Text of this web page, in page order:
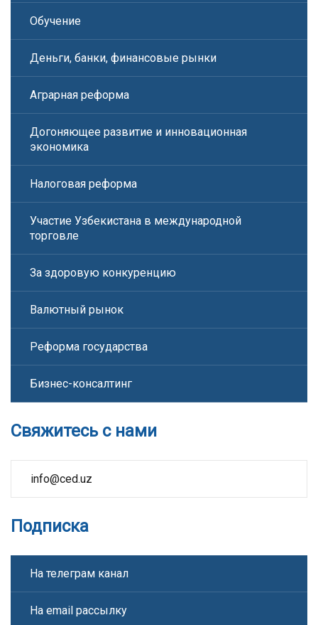
Обучение
Деньги, банки, финансовые рынки
Аграрная реформа
Догоняющее развитие и инновационная
экономика
Налоговая реформа
Участие Узбекистана в международной
торговле
За здоровую конкуренцию
Валютный рынок
Реформа государства
Бизнес-консалтинг
Свяжитесь с нами
info@ced.uz
Подписка
На телеграм канал
На email рассылку